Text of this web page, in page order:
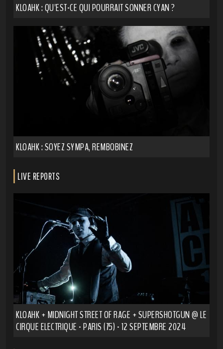
KLOAHK : QU'EST-CE QUI POURRAIT SONNER CYAN ?
KLOAHK : SOYEZ SYMPA, REMBOBINEZ
LIVE REPORTS
KLOAHK + MIDNIGHT STREET OF RAGE + SUPERSHOTGUN @ LE
CIRQUE ELECTRIQUE - PARIS (75) - 12 SEPTEMBRE 2024